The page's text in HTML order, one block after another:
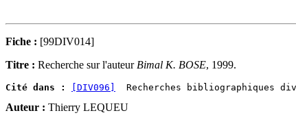
Fiche : [99DIV014]
Titre : Recherche sur l'auteur Bimal K. BOSE, 1999.
Cité dans : [DIV096]
Auteur : Thierry LEQUEU